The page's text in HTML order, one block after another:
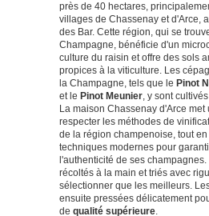
près de 40 hectares,
villages de Chassenay et d'Arce,
des Bar. Cette région, qui se
Champagne, bénéficie d'un
culture du raisin et offre des sols
propices à la viticulture. Les
la Champagne, tels que le Pinot
et le Pinot Meunier, y sont
La maison Chassenay d'Arce
respecter les méthodes de
de la région champenoise, tout
techniques modernes pour
l'authenticité de ses
récoltés à la main et triés avec
sélectionner que les meilleurs.
ensuite pressées délicatement
de qualité supérieure.